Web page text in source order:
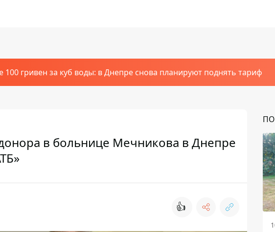
100 гривен за куб воды: в Днепре снова планируют поднять тариф
в больнице Мечникова в Днепре
👍